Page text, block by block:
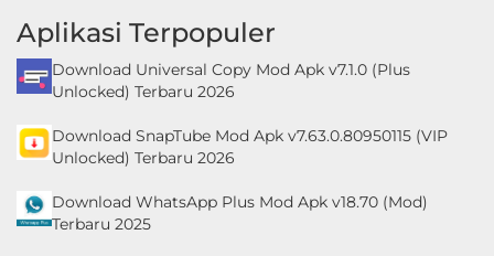
Aplikasi Terpopuler
Download Universal Copy Mod Apk v7.1.0 (Plus
Unlocked) Terbaru 2026
Download SnapTube Mod Apk v7.63.0.80950115 (VIP
Unlocked) Terbaru 2026
Download WhatsApp Plus Mod Apk v18.70 (Mod)
Terbaru 2025